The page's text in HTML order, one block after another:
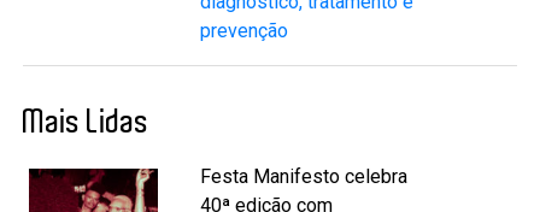
prevenção
Mais Lidas
Festa Manifesto celebra
40ª edição com